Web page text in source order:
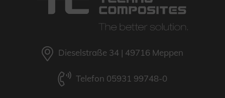
Dieselstraße 34 | 49716 Meppen
Telefon 05931 99748-0